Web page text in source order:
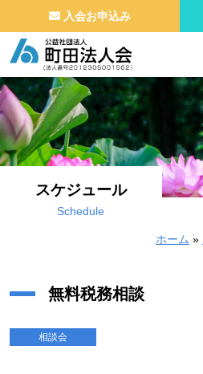
コンテンツへスキップ
メインナビゲーション
入会お申込み
スケジュール
Schedule
ホーム »
無料税務相談
相談会